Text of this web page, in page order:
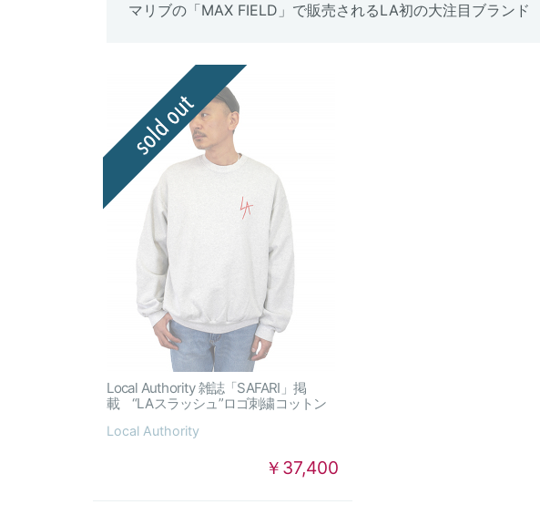
マリブの「MAX FIELD」で販売されるLA初の大注目ブランド
Local Authority 雑誌「SAFARI」掲
載 “LAスラッシュ”ロゴ刺繍コットン
Local Authority
￥37,400